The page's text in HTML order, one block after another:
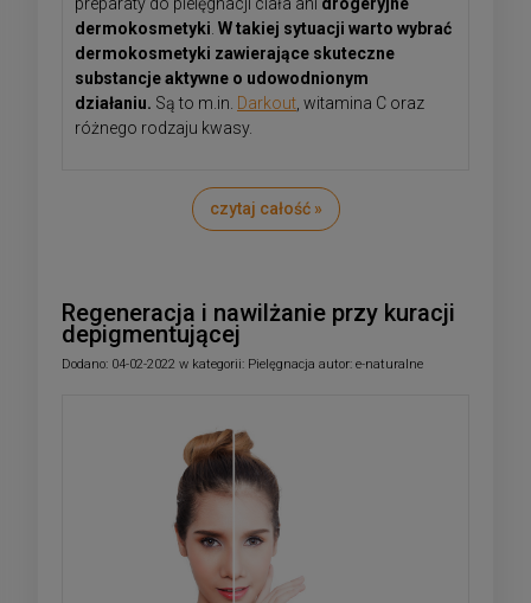
dermokosmetyki W takiej sytuacji warto wybrać
dermokosmetyki zawierające skuteczne
substancje aktywne o udowodnionym
działaniu. Są to m.in. Darkout , witamina C oraz
różnego rodzaju kwasy.
czytaj całość »
Regeneracja i nawilżanie przy kuracji
depigmentującej
Dodano: 04-02-2022 w kategorii: Pielęgnacja autor: e-naturalne